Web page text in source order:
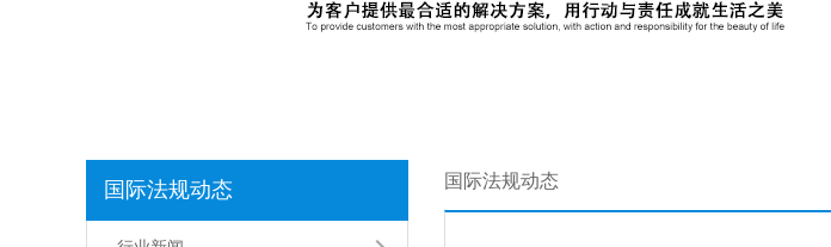
国际法规动态 国际法规动态